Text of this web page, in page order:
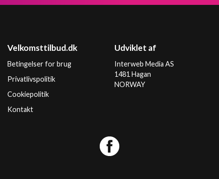
Velkomsttilbud.dk
Betingelser for brug
Privatlivspolitik
Cookiepolitik
Kontakt
Udviklet af
Interweb Media AS
1481 Hagan
NORWAY